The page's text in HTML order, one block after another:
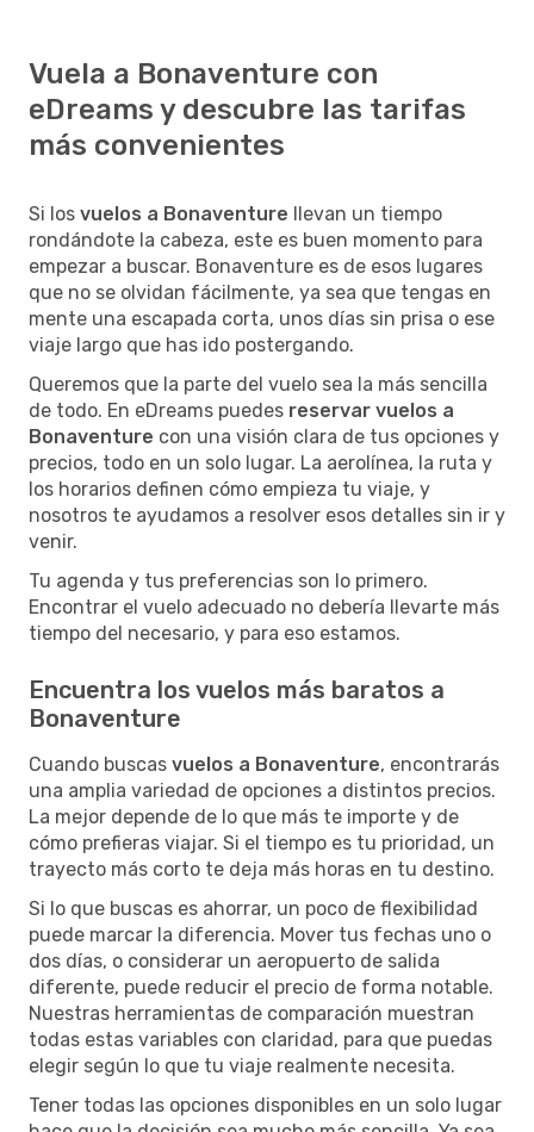
Vuela a Bonaventure con
eDreams y descubre las tarifas
más convenientes
Si los vuelos a Bonaventure llevan un tiempo
rondándote la cabeza, este es buen momento para
empezar a buscar. Bonaventure es de esos lugares
que no se olvidan fácilmente, ya sea que tengas en
mente una escapada corta, unos días sin prisa o ese
viaje largo que has ido postergando.
Queremos que la parte del vuelo sea la más sencilla
de todo. En eDreams puedes reservar vuelos a
Bonaventure con una visión clara de tus opciones y
precios, todo en un solo lugar. La aerolínea, la ruta y
los horarios definen cómo empieza tu viaje, y
nosotros te ayudamos a resolver esos detalles sin ir y
venir.
Tu agenda y tus preferencias son lo primero.
Encontrar el vuelo adecuado no debería llevarte más
tiempo del necesario, y para eso estamos.
Encuentra los vuelos más baratos a
Bonaventure
Cuando buscas vuelos a Bonaventure, encontrarás
una amplia variedad de opciones a distintos precios.
La mejor depende de lo que más te importe y de
cómo prefieras viajar. Si el tiempo es tu prioridad, un
trayecto más corto te deja más horas en tu destino.
Si lo que buscas es ahorrar, un poco de flexibilidad
puede marcar la diferencia. Mover tus fechas uno o
dos días, o considerar un aeropuerto de salida
diferente, puede reducir el precio de forma notable.
Nuestras herramientas de comparación muestran
todas estas variables con claridad, para que puedas
elegir según lo que tu viaje realmente necesita.
Tener todas las opciones disponibles en un solo lugar